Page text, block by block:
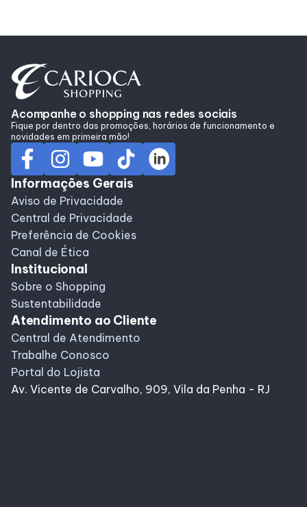
Acompanhe o shopping nas redes sociais
Fique por dentro das promoções, horários de funcionamento e
novidades em primeira mão!
Informações Gerais
Aviso de Privacidade
Central de Privacidade
Preferência de Cookies
Canal de Ética
Institucional
Sobre o Shopping
Sustentabilidade
Atendimento ao Cliente
Central de Atendimento
Trabalhe Conosco
Portal do Lojista
Av. Vicente de Carvalho, 909, Vila da Penha - RJ